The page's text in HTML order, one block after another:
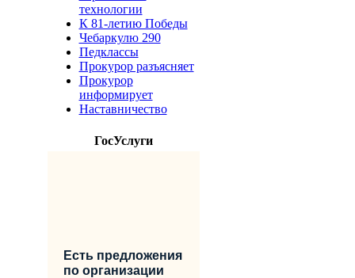
технологии
К 81-летию Победы
Чебаркулю 290
Педклассы
Прокурор разъясняет
Прокурор
информирует
Наставничество
ГосУслуги
Есть предложения
по организации